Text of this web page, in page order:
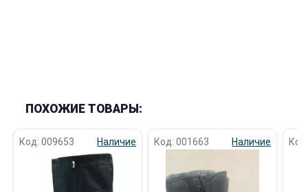
ПОХОЖИЕ ТОВАРЫ:
Код: 009653 Наличие Код: 001663 Наличие